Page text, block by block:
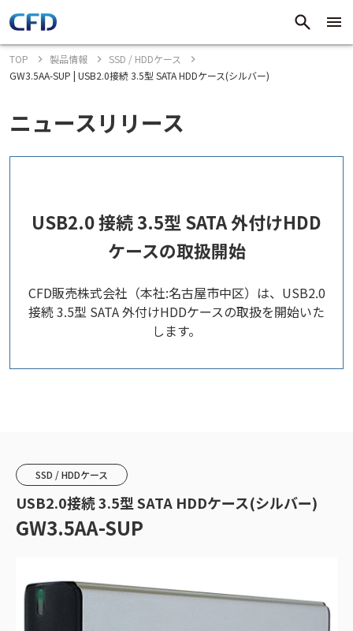
TOP 製品情報
SSD / HDDケース
GW3.5AA-SUP | USB2.0接続 3.5型 SATA HDDケース(シルバー)
ニュースリリース
USB2.0 接続 3.5型 SATA 外付けHDD
ケースの取扱開始
CFD販売株式会社（本社:名古屋市中区）は、USB2.0
接続 3.5型 SATA 外付けHDDケースの取扱を開始いた
します。
SSD / HDDケース
USB2.0接続 3.5型 SATA HDDケース(シルバー)
GW3.5AA-SUP